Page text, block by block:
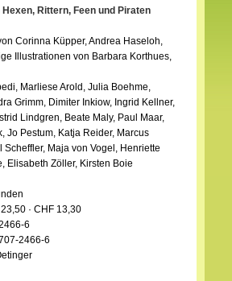
Rittern, Feen und Piraten
Corinna Küpper, Andrea Haseloh,
Illustrationen von Barbara Korthues,
Marliese Arold, Julia Boehme,
Grimm, Dimiter Inkiow, Ingrid Kellner,
Lindgren, Beate Maly, Paul Maar,
Jo Pestum, Katja Reider, Marcus
Scheffler, Maja von Vogel, Henriette
Elisabeth Zöller, Kirsten Boie
· CHF 13,30
6
2466-6